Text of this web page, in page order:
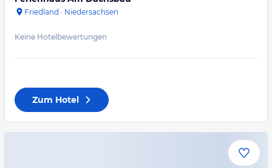
Friedland · Niedersachsen
Keine Hotelbewertungen
Zum Hotel